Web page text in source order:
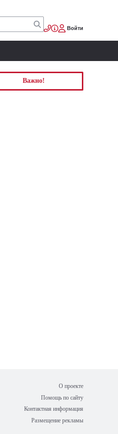
Войти
Важно!
О проекте
Помощь по сайту
Контактная информация
Размещение рекламы